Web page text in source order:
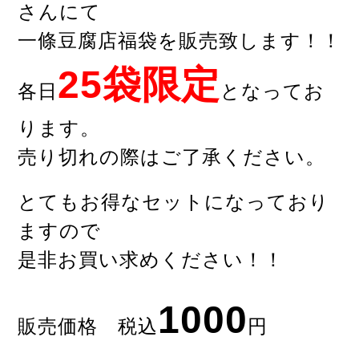
さんにて
一條豆腐店福袋を販売致します！！
各日 25袋限定 となってお
ります。
売り切れの際はご了承ください。
とてもお得なセットになっており
ますので
是非お買い求めください！！
販売価格 税込1000 円